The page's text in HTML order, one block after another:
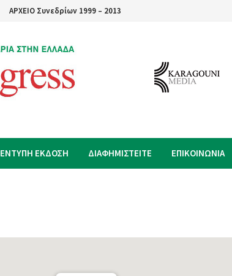
ΑΡΧΕΙΟ Συνεδρίων 1999 – 2013
ΕΝΤΥΠΗ ΕΚΔΟΣΗ ΔΙΑΦΗΜΙΣΤΕΙΤΕ ΕΠΙΚΟΙΝΩΝΙΑ